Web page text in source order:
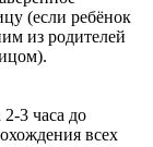
(если ребёнок
из родителей
3 часа до
всех